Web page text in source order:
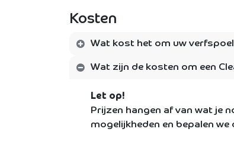
Kosten
Wat kost het om uw
Wat zijn de kosten om een
Let op!
Prijzen hangen af van wat je
mogelijkheden en bepalen